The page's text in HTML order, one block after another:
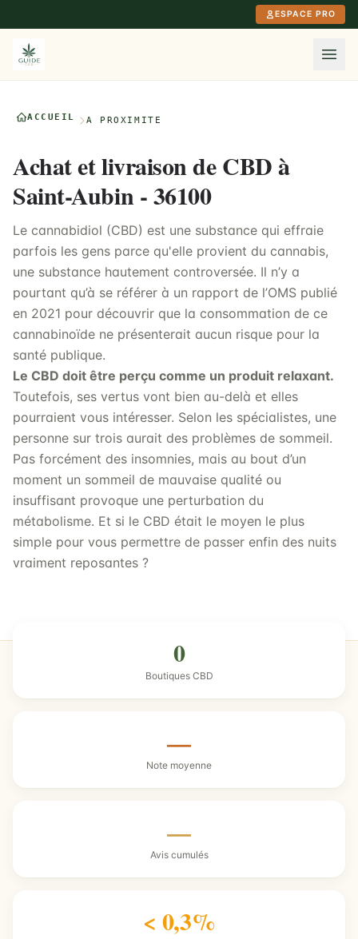
ESPACE PRO
ACCUEIL À PROXIMITÉ
Achat et livraison de CBD à
Saint-Aubin - 36100
Le cannabidiol (CBD) est une substance qui effraie
parfois les gens parce qu'elle provient du cannabis,
une substance hautement controversée. Il n’y a
pourtant qu’à se référer à un rapport de l’OMS publié
en 2021 pour découvrir que la consommation de ce
cannabinoïde ne présenterait aucun risque pour la
santé publique.
Le CBD doit être perçu comme un produit relaxant.
Toutefois, ses vertus vont bien au-delà et elles
pourraient vous intéresser. Selon les spécialistes, une
personne sur trois aurait des problèmes de sommeil.
Pas forcément des insomnies, mais au bout d’un
moment un sommeil de mauvaise qualité ou
insuffisant provoque une perturbation du
métabolisme. Et si le CBD était le moyen le plus
simple pour vous permettre de passer enfin des nuits
vraiment reposantes ?
0
Boutiques CBD
—
Note moyenne
—
Avis cumulés
< 0,3%